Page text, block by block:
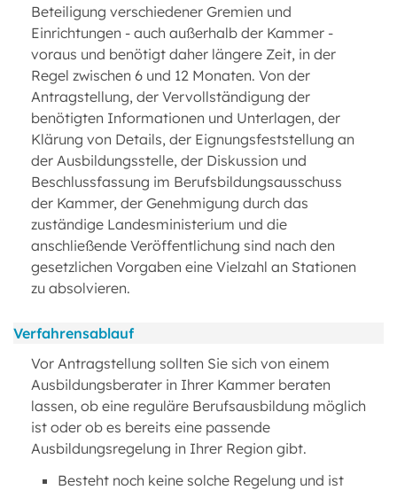
Beteiligung verschiedener Gremien und
Einrichtungen - auch außerhalb der Kammer -
voraus und benötigt daher längere Zeit, in der
Regel zwischen 6 und 12 Monaten. Von der
Antragstellung, der Vervollständigung der
benötigten Informationen und Unterlagen, der
Klärung von Details, der Eignungsfeststellung an
der Ausbildungsstelle, der Diskussion und
Beschlussfassung im Berufsbildungsausschuss
der Kammer, der Genehmigung durch das
zuständige Landesministerium und die
anschließende Veröffentlichung sind nach den
gesetzlichen Vorgaben eine Vielzahl an Stationen
zu absolvieren.
Verfahrensablauf
Vor Antragstellung sollten Sie sich von einem
Ausbildungsberater in Ihrer Kammer beraten
lassen, ob eine reguläre Berufsausbildung möglich
ist oder ob es bereits eine passende
Ausbildungsregelung in Ihrer Region gibt.
Besteht noch keine solche Regelung und ist